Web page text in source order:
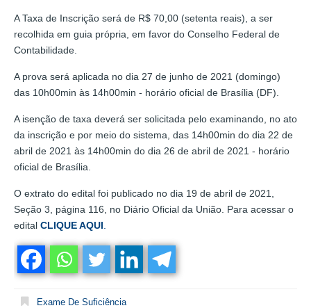
A Taxa de Inscrição será de R$ 70,00 (setenta reais), a ser
recolhida em guia própria, em favor do Conselho Federal de
Contabilidade.
A prova será aplicada no dia 27 de junho de 2021 (domingo)
das 10h00min às 14h00min - horário oficial de Brasília (DF).
A isenção de taxa deverá ser solicitada pelo examinando, no ato
da inscrição e por meio do sistema, das 14h00min do dia 22 de
abril de 2021 às 14h00min do dia 26 de abril de 2021 - horário
oficial de Brasília.
O extrato do edital foi publicado no dia 19 de abril de 2021,
Seção 3, página 116, no Diário Oficial da União. Para acessar o
edital CLIQUE AQUI
Exame De Suficiência